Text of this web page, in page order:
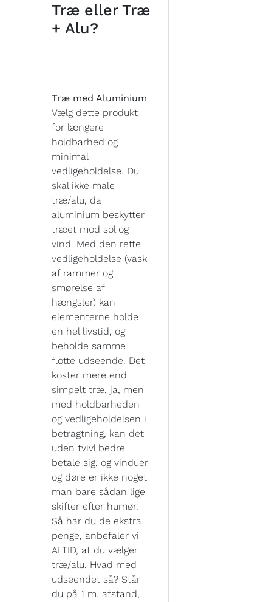
Træ eller Træ
+ Alu?
Træ med Aluminium
Vælg dette produkt
for længere
holdbarhed og
minimal
vedligeholdelse. Du
skal ikke male
træ/alu, da
aluminium beskytter
træet mod sol og
vind. Med den rette
vedligeholdelse (vask
af rammer og
smørelse af
hængsler) kan
elementerne holde
en hel livstid, og
beholde samme
flotte udseende. Det
koster mere end
simpelt træ, ja, men
med holdbarheden
og vedligeholdelsen i
betragtning, kan det
uden tvivl bedre
betale sig, og vinduer
og døre er ikke noget
man bare sådan lige
skifter efter humør.
Så har du de ekstra
penge, anbefaler vi
ALTID, at du vælger
træ/alu. Hvad med
udseendet så? Står
du på 1 m. afstand,